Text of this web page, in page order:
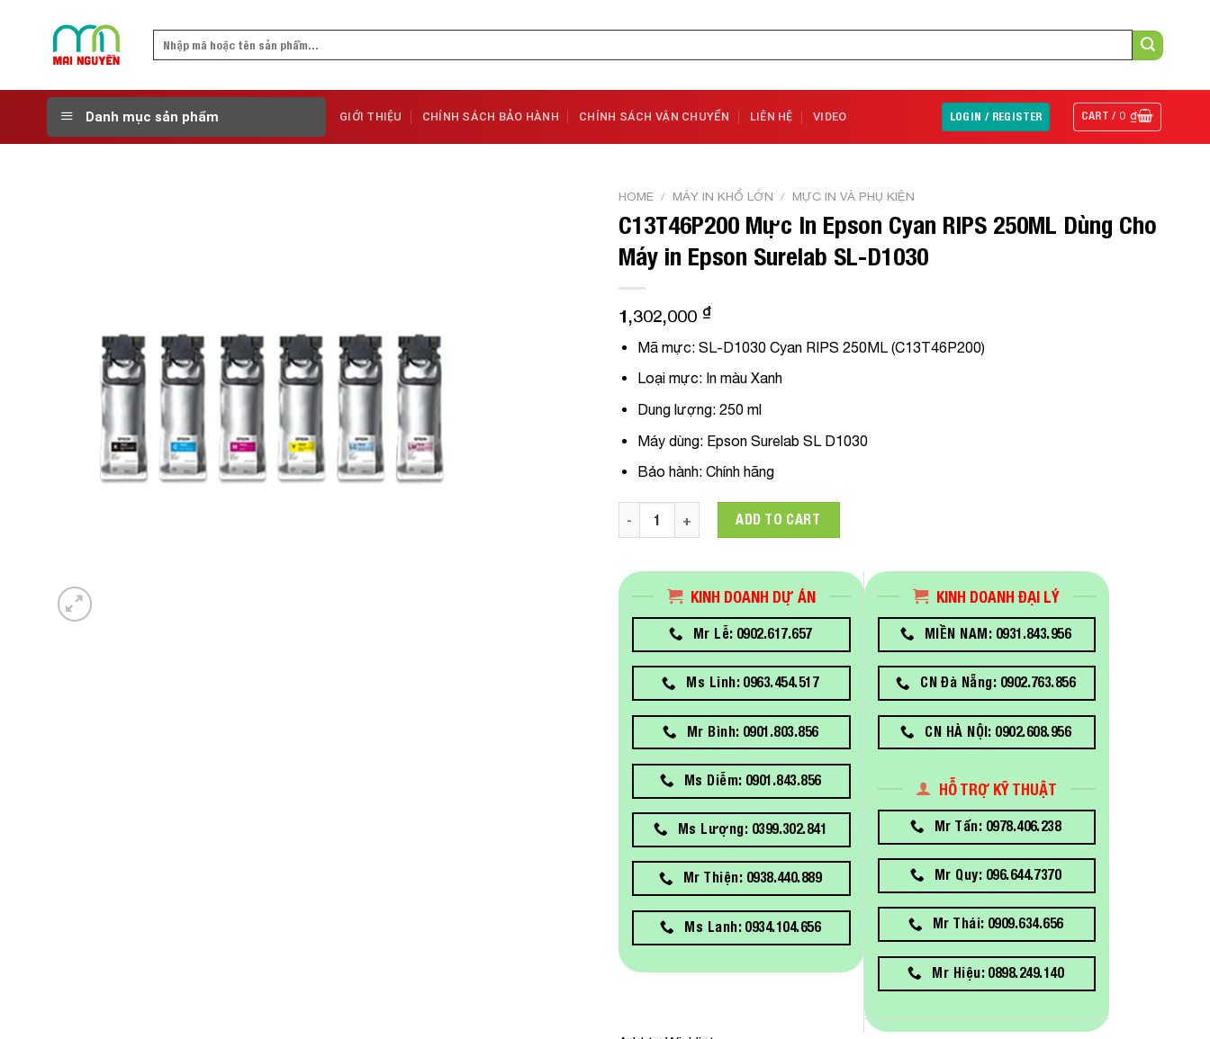
Search
Danh mục sản phẩm GIỚI THIỆU CHÍNH SÁCH BẢO HÀNH CHÍNH SÁCH VẬN CHUYỂN LIÊN HỆ VIDEO LOGIN / REGISTER CART /0₫
HOME / MÁY IN KHỔ LỚN / MỰC IN VÀ PHỤ KIỆN
C13T46P200 Mực In Epson Cyan RIPS 250ML Dùng Cho
Máy in Epson Surelab SL-D1030
1,302,000 ₫
Mã mực: SL-D1030 Cyan RIPS 250ML (C13T46P200)
Loại mực:In màu Xanh
Dung lượng: 250 ml
Máy dùng: Epson Surelab SL D1030
Bảo hành:Chính hãng
C13T46P200 Mực In Epson Cyan RIPS 250ML Dùng Cho Máy in Epson Surelab SL-D1030
ADD TO CART
KINH DOANH DỰ ÁN
Mr Lễ: 0902.617.657
Ms Linh: 0963.454.517
Mr Bình: 0901.803.856
Ms Diễm: 0901.843.856
Ms Lượng: 0399.302.841
Mr Thiện: 0938.440.889
Ms Lanh: 0934.104.656
KINH DOANH ĐẠI LÝ
MIỀN NAM: 0931.843.956
CN Đà Nẵng: 0902.763.856
CN HÀ NỘI: 0902.608.956
HỖ TRỢ KỸ THUẬT
Mr Tấn: 0978.406.238
Mr Quy: 096.644.7370
Mr Thái: 0909.634.656
Mr Hiệu: 0898.249.140